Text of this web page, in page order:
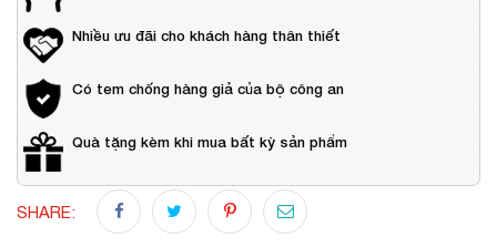
Nhiều ưu đãi cho khách hàng thân thiết
Có tem chống hàng giả của bộ công an
Quà tặng kèm khi mua bất kỳ sản phẩm
SHARE: